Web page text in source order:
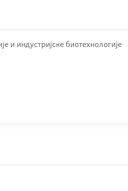
и индустријске биотехнологије